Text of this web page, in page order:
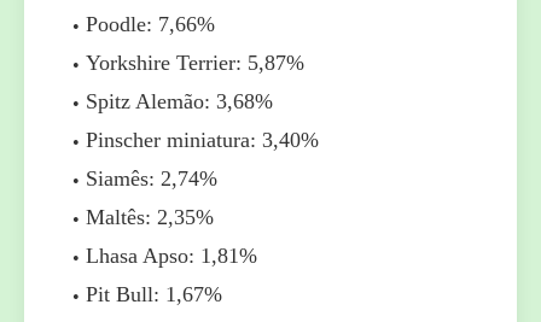
Poodle: 7,66%
Yorkshire Terrier: 5,87%
Spitz Alemão: 3,68%
Pinscher miniatura: 3,40%
Siamês: 2,74%
Maltês: 2,35%
Lhasa Apso: 1,81%
Pit Bull: 1,67%